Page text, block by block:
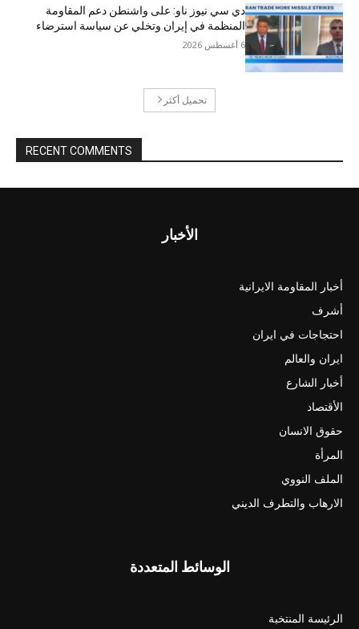
دي سي نيوز ناو: على واشنطن دعم المقاومة
المنظمة في إيران وتخلي عن سياسة استرضاء
6 أغسطس 2026
تحميل أكثر
RECENT COMMENTS
الأخبار
أخبار المقاومة الايرانية
أشرف
احتجاجات في ايران
ايران والعالم
أخبار الشارع
الأقتصاد
حقوق الانسان
المرأة
الملف النووي
الارهاب والتطرف الديني
الوسائط المتعددة
الرئيسة المنتخبة